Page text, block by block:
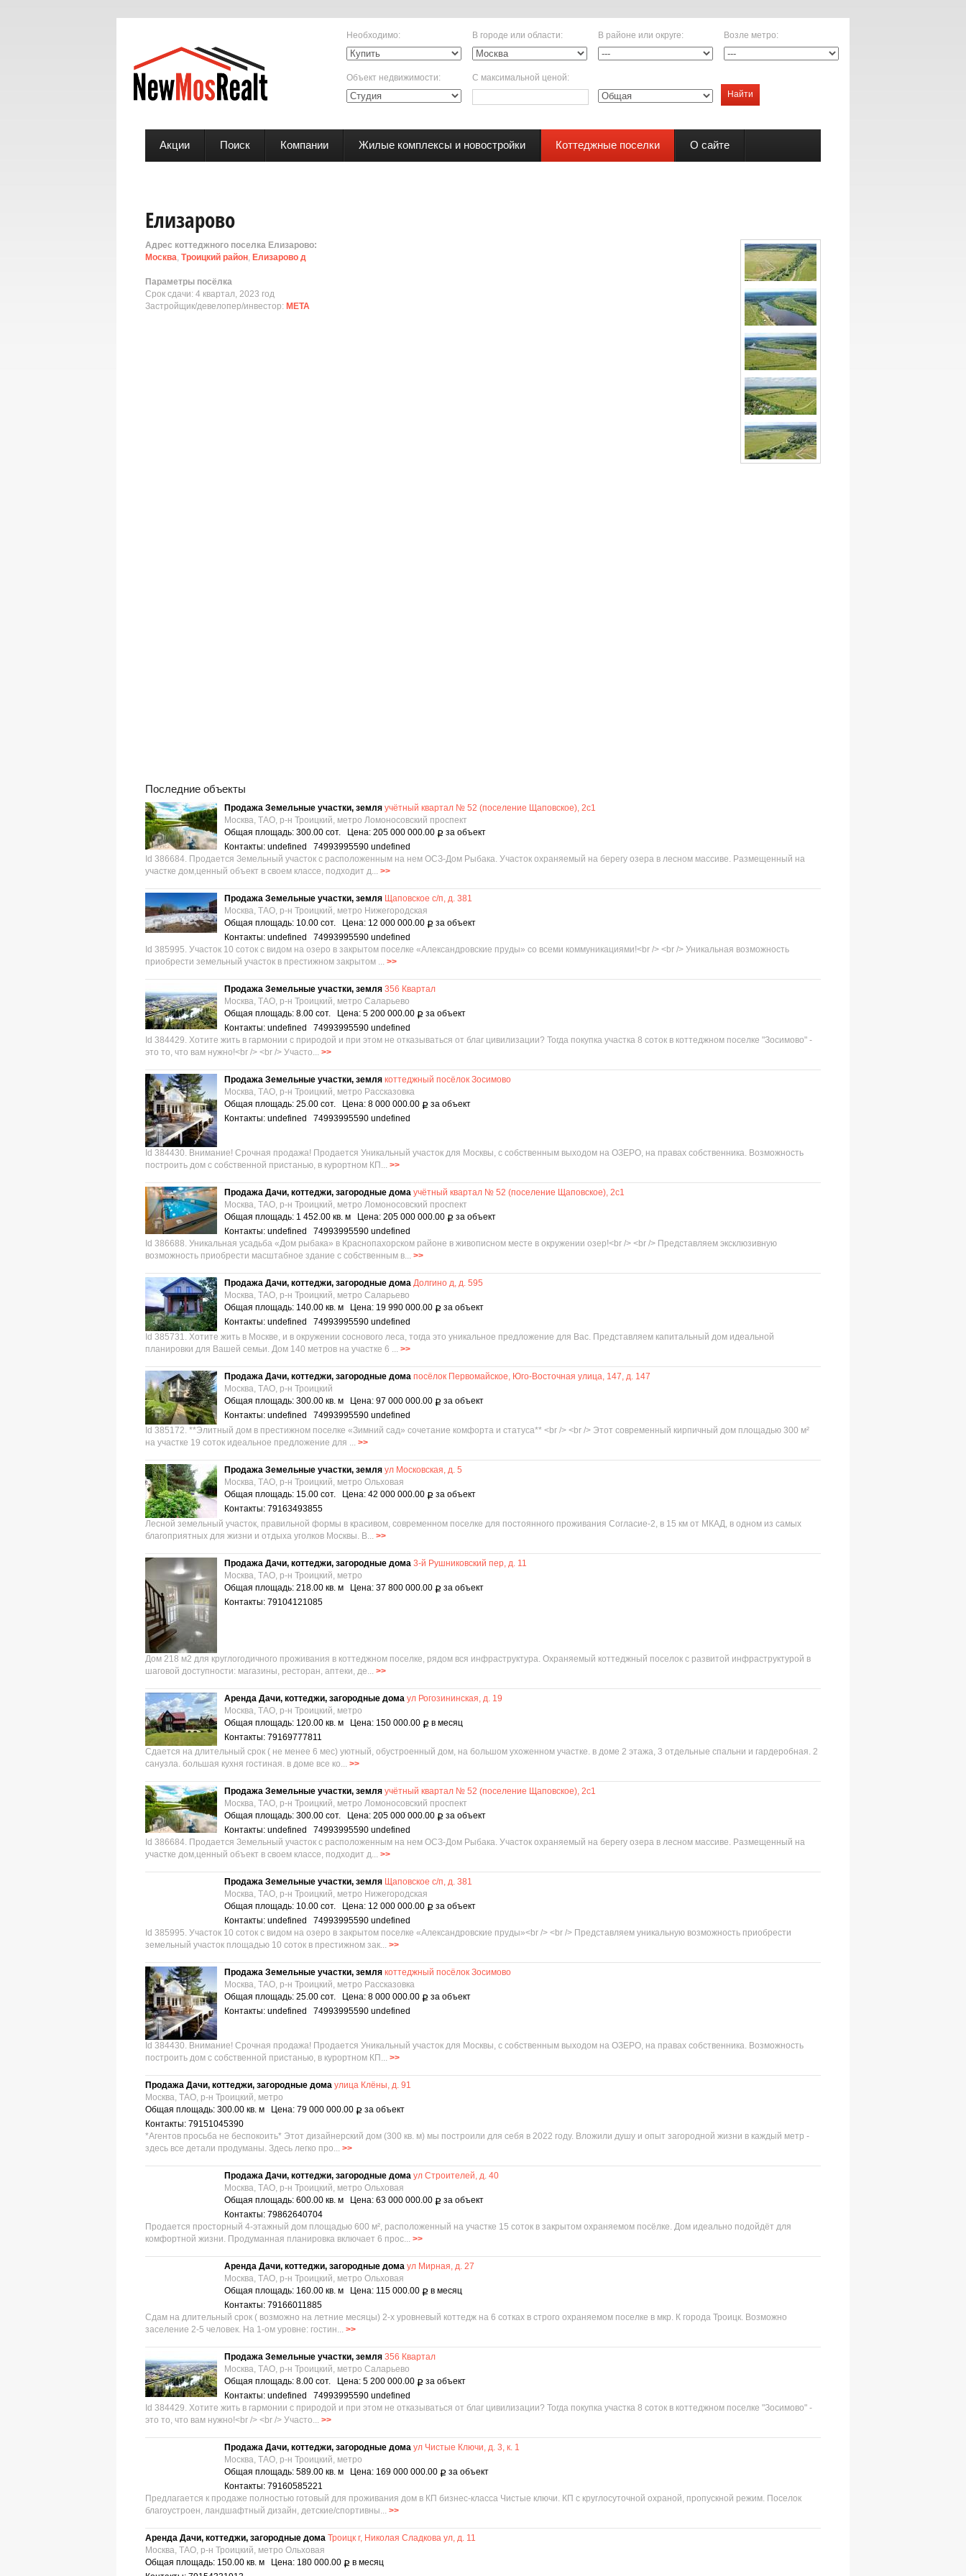
Необходимо: В городе или области: В районе или округе: Возле метро:
Объект недвижимости: С максимальной ценой:
Найти
Акции Поиск Компании Жилые комплексы и новостройки Коттеджные поселки О сайте
Елизарово
Адрес коттеджного поселка Елизарово:
Москва, Троицкий район, Елизарово д
Параметры посёлка
Срок сдачи: 4 квартал, 2023 год
Застройщик/девелопер/инвестор: МЕТА
Последние объекты
Продажа Земельные участки, земля учётный квартал № 52 (поселение Щаповское), 2с1
Москва, ТАО, р-н Троицкий, метро Ломоносовский проспект
Общая площадь: 300.00 сот. Цена: 205 000 000.00 Р за объект
Контакты: undefined 74993995590 undefined
Id 386684. Продается Земельный участок с расположенным на нем ОСЗ-Дом Рыбака. Участок охраняемый на берегу озера в лесном массиве. Размещенный на
участке дом,ценный объект в своем классе, подходит д... >>
Продажа Земельные участки, земля Щаповское с/п, д. 381
Москва, ТАО, р-н Троицкий, метро Нижегородская
Общая площадь: 10.00 сот. Цена: 12 000 000.00 Р за объект
Контакты: undefined 74993995590 undefined
Id 385995. Участок 10 соток с видом на озеро в закрытом поселке «Александровские пруды» со всеми коммуникациями!<br /> <br /> Уникальная возможность
приобрести земельный участок в престижном закрытом ... >>
Продажа Земельные участки, земля 356 Квартал
Москва, ТАО, р-н Троицкий, метро Саларьево
Общая площадь: 8.00 сот. Цена: 5 200 000.00 Р за объект
Контакты: undefined 74993995590 undefined
Id 384429. Хотите жить в гармонии с природой и при этом не отказываться от благ цивилизации? Тогда покупка участка 8 соток в коттеджном поселке "Зосимово" -
это то, что вам нужно!<br /> <br /> Участо... >>
Продажа Земельные участки, земля коттеджный посёлок Зосимово
Москва, ТАО, р-н Троицкий, метро Рассказовка
Общая площадь: 25.00 сот. Цена: 8 000 000.00 Р за объект
Контакты: undefined 74993995590 undefined
Id 384430. Внимание! Срочная продажа! Продается Уникальный участок для Москвы, с собственным выходом на ОЗЕРО, на правах собственника. Возможность
построить дом с собственной пристанью, в курортном КП... >>
Продажа Дачи, коттеджи, загородные дома учётный квартал № 52 (поселение Щаповское), 2с1
Москва, ТАО, р-н Троицкий, метро Ломоносовский проспект
Общая площадь: 1 452.00 кв. м Цена: 205 000 000.00 Р за объект
Контакты: undefined 74993995590 undefined
Id 386688. Уникальная усадьба «Дом рыбака» в Краснопахорском районе в живописном месте в окружении озер!<br /> <br /> Представляем эксклюзивную
вoзможность приобрести масштабное здание с собственным в... >>
Продажа Дачи, коттеджи, загородные дома Долгино д, д. 595
Москва, ТАО, р-н Троицкий, метро Саларьево
Общая площадь: 140.00 кв. м Цена: 19 990 000.00 Р за объект
Контакты: undefined 74993995590 undefined
Id 385731. Хотите жить в Москве, и в окружении соснового леса, тогда это уникальное предложение для Вас. Представляем капитальный дом идеальной
планировки для Вашей семьи. Дом 140 метров на участке 6 ... >>
Продажа Дачи, коттеджи, загородные дома посёлок Первомайское, Юго-Восточная улица, 147, д. 147
Москва, ТАО, р-н Троицкий
Общая площадь: 300.00 кв. м Цена: 97 000 000.00 Р за объект
Контакты: undefined 74993995590 undefined
Id 385172. **Элитный дом в престижном поселке «Зимний сад» сочетание комфорта и статуса** <br /> <br /> Этот современный кирпичный дом площадью 300 м²
на участке 19 соток идеальное предложение для ... >>
Продажа Земельные участки, земля ул Московская, д. 5
Москва, ТАО, р-н Троицкий, метро Ольховая
Общая площадь: 15.00 сот. Цена: 42 000 000.00 Р за объект
Контакты: 79163493855
Лесной земельный участок, правильной формы в красивом, современном поселке для постоянного проживания Согласие-2, в 15 км от МКАД, в одном из самых
благоприятных для жизни и отдыха уголков Москвы. В... >>
Продажа Дачи, коттеджи, загородные дома 3-й Рушниковский пер, д. 11
Москва, ТАО, р-н Троицкий, метро
Общая площадь: 218.00 кв. м Цена: 37 800 000.00 Р за объект
Контакты: 79104121085
Дом 218 м2 для круглогодичного проживания в коттеджном поселке, рядом вся инфраструктура. Охраняемый коттеджный поселок с развитой инфраструктурой в
шаговой доступности: магазины, ресторан, аптеки, де... >>
Аренда Дачи, коттеджи, загородные дома ул Рогозининская, д. 19
Москва, ТАО, р-н Троицкий, метро
Общая площадь: 120.00 кв. м Цена: 150 000.00 Р в месяц
Контакты: 79169777811
Сдается на длительный срок ( не менее 6 мес) уютный, обустроенный дом, на большом ухоженном участке. в доме 2 этажа, 3 отдельные спальни и гардеробная. 2
санузла. большая кухня гостиная. в доме все ко... >>
Продажа Земельные участки, земля учётный квартал № 52 (поселение Щаповское), 2с1
Москва, ТАО, р-н Троицкий, метро Ломоносовский проспект
Общая площадь: 300.00 сот. Цена: 205 000 000.00 Р за объект
Контакты: undefined 74993995590 undefined
Id 386684. Продается Земельный участок с расположенным на нем ОСЗ-Дом Рыбака. Участок охраняемый на берегу озера в лесном массиве. Размещенный на
участке дом,ценный объект в своем классе, подходит д... >>
Продажа Земельные участки, земля Щаповское с/п, д. 381
Москва, ТАО, р-н Троицкий, метро Нижегородская
Общая площадь: 10.00 сот. Цена: 12 000 000.00 Р за объект
Контакты: undefined 74993995590 undefined
Id 385995. Участок 10 соток с видом на озеро в закрытом поселке «Александровские пруды»<br /> <br /> Представляем уникальную возможность приобрести
земельный участок площадью 10 соток в престижном зак... >>
Продажа Земельные участки, земля коттеджный посёлок Зосимово
Москва, ТАО, р-н Троицкий, метро Рассказовка
Общая площадь: 25.00 сот. Цена: 8 000 000.00 Р за объект
Контакты: undefined 74993995590 undefined
Id 384430. Внимание! Срочная продажа! Продается Уникальный участок для Москвы, с собственным выходом на ОЗЕРО, на правах собственника. Возможность
построить дом с собственной пристанью, в курортном КП... >>
Продажа Дачи, коттеджи, загородные дома улица Клёны, д. 91
Москва, ТАО, р-н Троицкий, метро
Общая площадь: 300.00 кв. м Цена: 79 000 000.00 Р за объект
Контакты: 79151045390
*Агентов просьба не беспокоить* Этот дизайнерский дом (300 кв. м) мы построили для себя в 2022 году. Вложили душу и опыт загородной жизни в каждый метр -
здесь все детали продуманы. Здесь легко про... >>
Продажа Дачи, коттеджи, загородные дома ул Строителей, д. 40
Москва, ТАО, р-н Троицкий, метро Ольховая
Общая площадь: 600.00 кв. м Цена: 63 000 000.00 Р за объект
Контакты: 79862640704
Продается просторный 4-этажный дом площадью 600 м², расположенный на участке 15 соток в закрытом охраняемом посёлке. Дом идеально подойдёт для
комфортной жизни. Продуманная планировка включает 6 прос... >>
Аренда Дачи, коттеджи, загородные дома ул Мирная, д. 27
Москва, ТАО, р-н Троицкий, метро Ольховая
Общая площадь: 160.00 кв. м Цена: 115 000.00 Р в месяц
Контакты: 79166011885
Сдам на длительный срок ( возможно на летние месяцы) 2-х уровневый коттедж на 6 сотках в строго охраняемом поселке в мкр. К города Троицк. Возможно
заселение 2-5 человек. На 1-ом уровне: гостин... >>
Продажа Земельные участки, земля 356 Квартал
Москва, ТАО, р-н Троицкий, метро Саларьево
Общая площадь: 8.00 сот. Цена: 5 200 000.00 Р за объект
Контакты: undefined 74993995590 undefined
Id 384429. Хотите жить в гармонии с природой и при этом не отказываться от благ цивилизации? Тогда покупка участка 8 соток в коттеджном поселке "Зосимово" -
это то, что вам нужно!<br /> <br /> Участо... >>
Продажа Дачи, коттеджи, загородные дома ул Чистые Ключи, д. 3, к. 1
Москва, ТАО, р-н Троицкий, метро
Общая площадь: 589.00 кв. м Цена: 169 000 000.00 Р за объект
Контакты: 79160585221
Предлагается к продаже полностью готовый для проживания дом в КП бизнес-класса Чистые ключи. КП c круглосуточной охраной, пропускной режим. Поселок
благоустроен, ландшафтный дизайн, детские/спортивны... >>
Аренда Дачи, коттеджи, загородные дома Троицк г, Николая Сладкова ул, д. 11
Москва, ТАО, р-н Троицкий, метро Ольховая
Общая площадь: 150.00 кв. м Цена: 180 000.00 Р в месяц